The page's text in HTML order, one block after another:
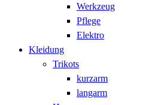
Werkzeug
Pflege
Elektro
Kleidung
Trikots
kurzarm
langarm